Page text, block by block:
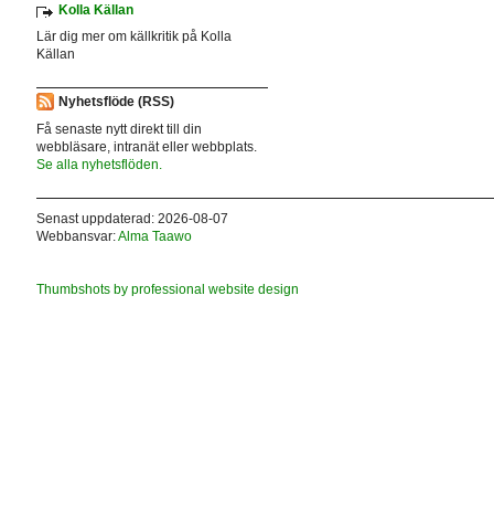
Kolla Källan
Lär dig mer om källkritik på Kolla
Källan
Nyhetsflöde (RSS)
Få senaste nytt direkt till din
webbläsare, intranät eller webbplats.
Se alla nyhetsflöden.
Senast uppdaterad: 2026-08-07
Webbansvar:Alma Taawo
Thumbshots by professional website design